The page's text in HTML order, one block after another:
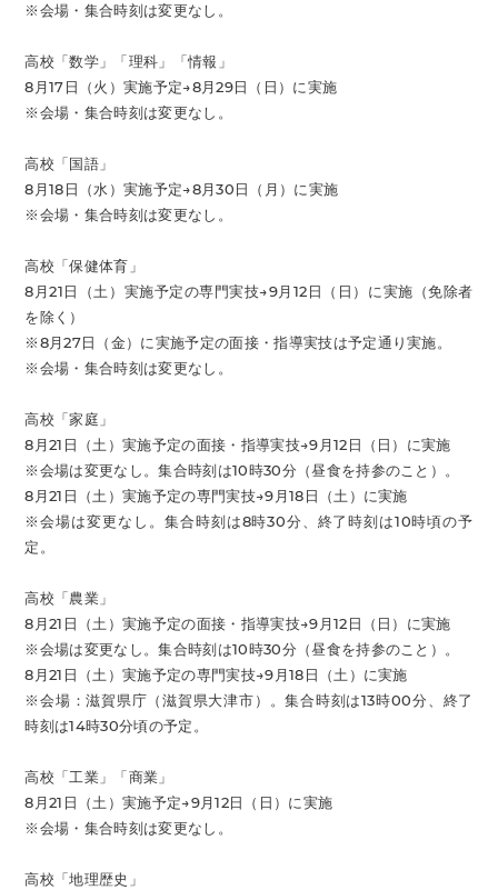
※会場・集合時刻は変更なし。
高校「数学」「理科」「情報」
8月17日（火）実施予定→8月29日（日）に実施
※会場・集合時刻は変更なし。
高校「国語」
8月18日（水）実施予定→8月30日（月）に実施
※会場・集合時刻は変更なし。
高校「保健体育」
8月21日（土）実施予定の専門実技→9月12日（日）に実施（免除者
を除く）
※8月27日（金）に実施予定の面接・指導実技は予定通り実施。
※会場・集合時刻は変更なし。
高校「家庭」
8月21日（土）実施予定の面接・指導実技→9月12日（日）に実施
※会場は変更なし。集合時刻は10時30分（昼食を持参のこと）。
8月21日（土）実施予定の専門実技→9月18日（土）に実施
※会場は変更なし。集合時刻は8時30分、終了時刻は10時頃の予
定。
高校「農業」
8月21日（土）実施予定の面接・指導実技→9月12日（日）に実施
※会場は変更なし。集合時刻は10時30分（昼食を持参のこと）。
8月21日（土）実施予定の専門実技→9月18日（土）に実施
※会場：滋賀県庁（滋賀県大津市）。集合時刻は13時00分、終了
時刻は14時30分頃の予定。
高校「工業」「商業」
8月21日（土）実施予定→9月12日（日）に実施
※会場・集合時刻は変更なし。
高校「地理歴史」